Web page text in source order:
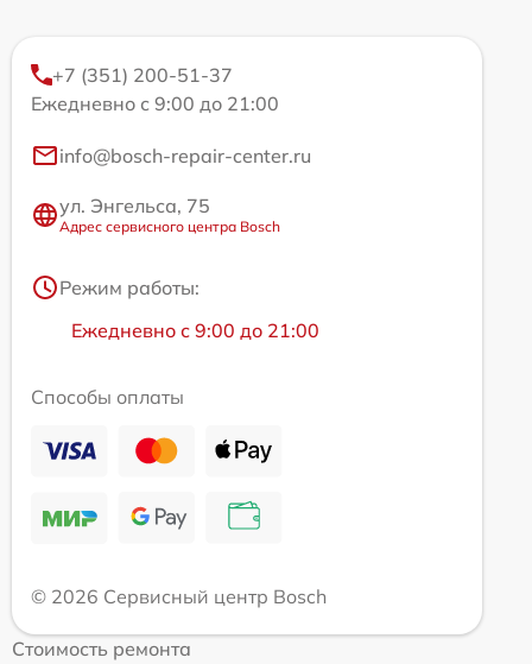
+7 (351) 200-51-37
Ежедневно с 9:00 до 21:00
info@bosch-repair-center.ru
ул. Энгельса, 75
Адрес сервисного центра Bosch
Режим работы:
Ежедневно с 9:00 до 21:00
Способы оплаты
© 2026 Сервисный центр Bosch
Стоимость ремонта